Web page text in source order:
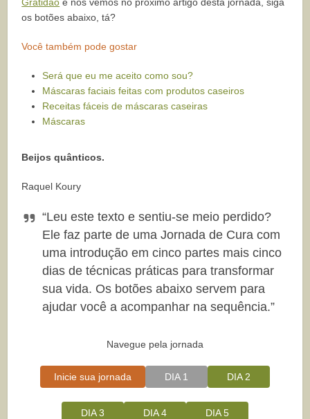
os botões abaixo, tá?
Você também pode gostar
Será que eu me aceito como sou?
Máscaras faciais feitas com produtos caseiros
Receitas fáceis de máscaras caseiras
Máscaras
Beijos quânticos.
Raquel Koury
“Leu este texto e sentiu-se meio perdido?
Ele faz parte de uma Jornada de Cura com
uma introdução em cinco partes mais cinco
dias de técnicas práticas para transformar
sua vida. Os botões abaixo servem para
ajudar você a acompanhar na sequência.”
Navegue pela jornada
Inicie sua jornada DIA 1 DIA 2
DIA 3 DIA 4 DIA 5